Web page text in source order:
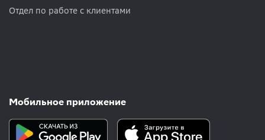
Отдел по работе с клиентами
Мобильное приложение